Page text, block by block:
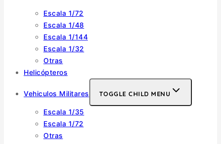
Escala 1/72
Escala 1/48
Escala 1/144
Escala 1/32
Otras
Helicópteros
Vehiculos Militares TOGGLE CHILD MENU
Escala 1/35
Escala 1/72
Otras